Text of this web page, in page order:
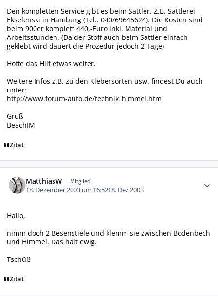
Den kompletten Service gibt es beim Sattler. Z.B. Sattlerei
Ekselenski in Hamburg (Tel.: 040/69645624). Die Kosten sind
beim 900er komplett 440,-Euro inkl. Material und
Arbeitsstunden. (Da der Stoff auch beim Sattler einfach
geklebt wird dauert die Prozedur jedoch 2 Tage)
Hoffe das Hilf etwas weiter.
Weitere Infos z.B. zu den Klebersorten usw. findest Du auch
unter:
http://www.forum-auto.de/technik_himmel.htm
Gruß
BeachIM
Zitat
MatthiasW Mitglied
18. Dezember 2003 um 16:5218. Dez 2003
Hallo,
nimm doch 2 Besenstiele und klemm sie zwischen Bodenbech
und Himmel. Das hält ewig.
Tschüß
Zitat